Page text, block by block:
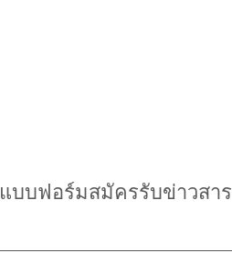
แบบฟอร์มสมัครรับข่าวสาร